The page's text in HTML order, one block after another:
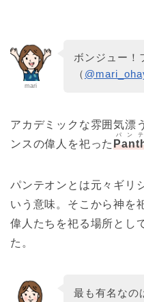
mari
ボンジュー！
（
アカデミックな雰囲気漂
ンスの偉人を祀った
パン
パンテオンとは元々ギリ
いう意味。そこから神を
偉人たちを祀る場所とし
た。
最も有名なの